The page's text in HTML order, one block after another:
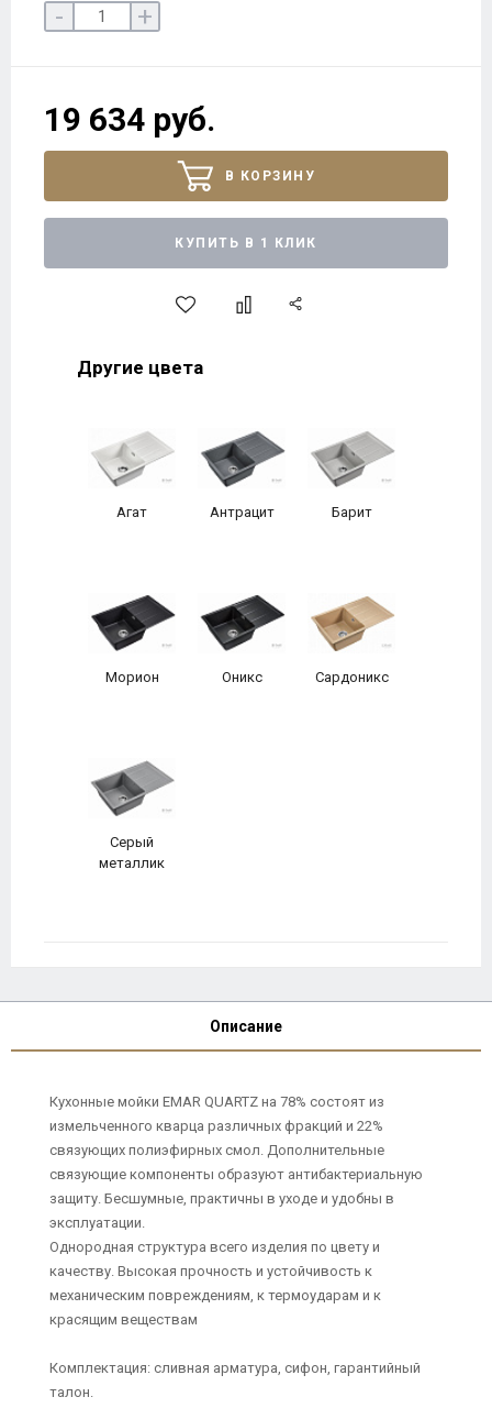
- +
19 634 руб.
В КОРЗИНУ
КУПИТЬ В 1 КЛИК
Другие цвета
Агат Антрацит Барит
Морион Оникс Сардоникс
Серый
металлик
Описание
Кухонные мойки EMAR QUARTZ на 78% состоят из
измельченного кварца различных фракций и 22%
связующих полиэфирных смол. Дополнительные
связующие компоненты образуют антибактериальную
защиту. Бесшумные, практичны в уходе и удобны в
эксплуатации.
Однородная структура всего изделия по цвету и
качеству. Высокая прочность и устойчивость к
механическим повреждениям, к термоударам и к
красящим веществам
Комплектация: сливная арматура, сифон, гарантийный
талон.